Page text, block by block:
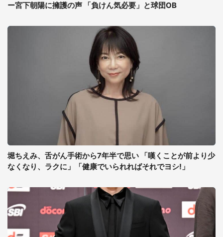
ー宮下朝陽に擁護の声 「負けん気必要」と球団OB
堀ちえみ、舌がん手術から7年半で思い 「嘆くことが前より少
なくなり、ラクに」「健康でいられればそれでヨシ!」